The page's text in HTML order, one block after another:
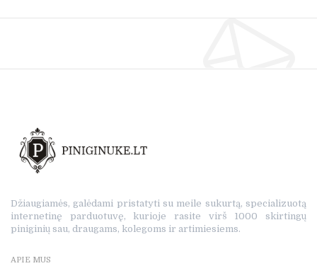
Džiaugiamės, galėdami pristatyti su meile sukurtą, specializuotą
internetinę parduotuvę, kurioje rasite virš 1000 skirtingų
piniginių sau, draugams, kolegoms ir artimiesiems.
APIE MUS